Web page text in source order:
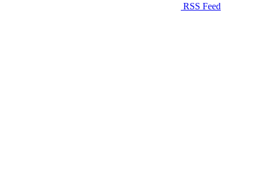
RSS Feed